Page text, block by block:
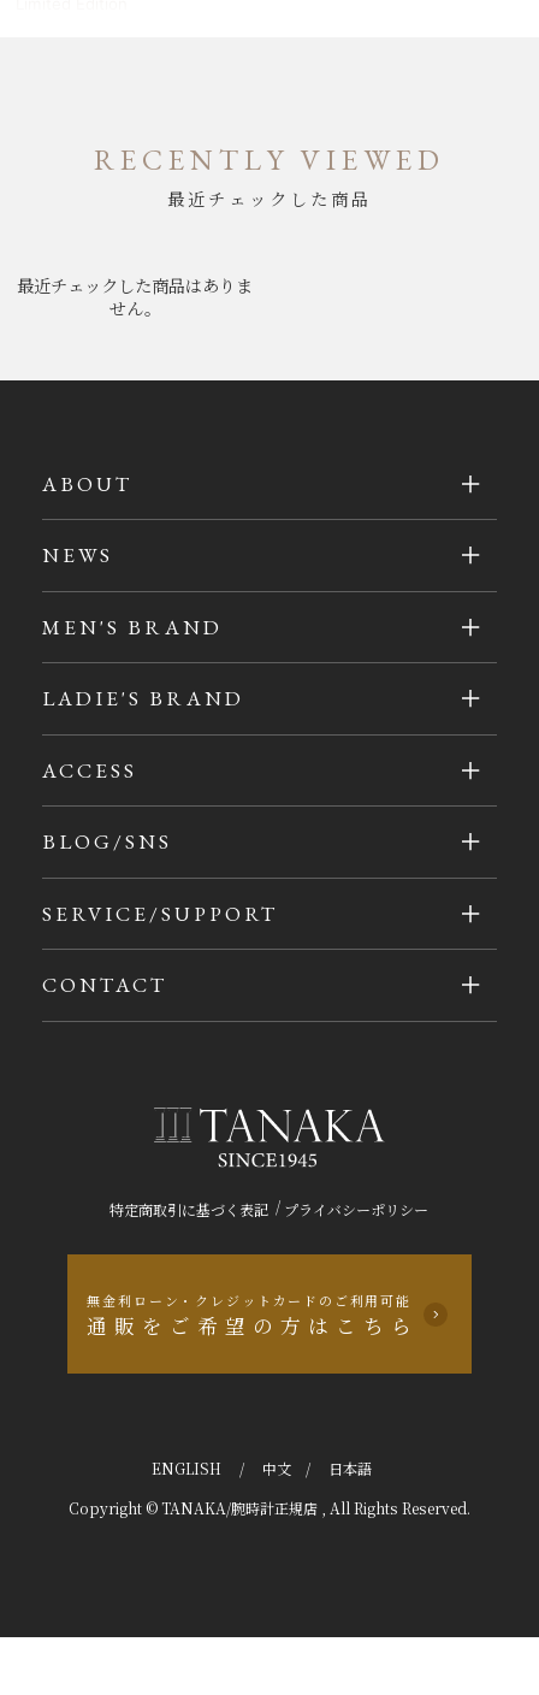
RECENTLY VIEWED
最近チェックした商品
最近チェックした商品はありま
せん。
特定商取引に基づく表記 / プライバシーポリシー
無金利ローン・クレジットカードのご利用可能
通販をご希望の方はこちら
ABOUT
NEWS
MEN'S BRAND
LADIE'S BRAND
ACCESS
BLOG/SNS
SERVICE/SUPPORT
CONTACT
ENGLISH / 中文 / 日本語
Copyright © TANAKA/腕時計正規店 , All Rights Reserved.